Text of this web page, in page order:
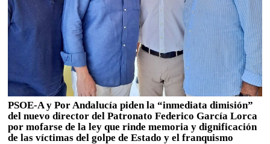
PSOE-A y Por Andalucía piden la “inmediata dimisión”
del nuevo director del Patronato Federico García Lorca
por mofarse de la ley que rinde memoria y dignificación
de las víctimas del golpe de Estado y el franquismo